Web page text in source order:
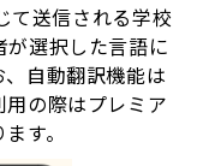
送信される学校
選択した言語に
自動翻訳機能は
の際はプレミア
す。